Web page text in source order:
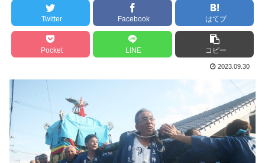
Twitter Facebook はてブ
Pocket LINE コピー
2023.09.30